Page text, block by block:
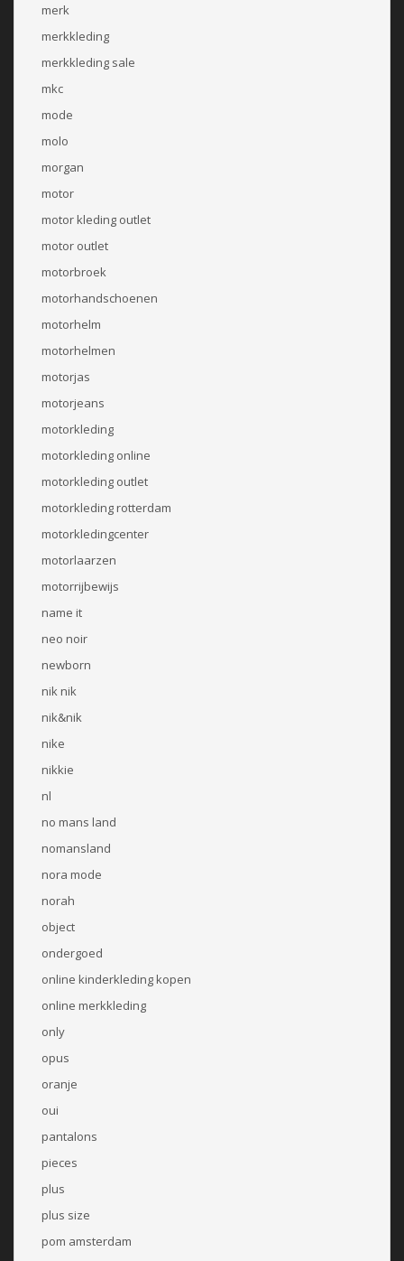
merk
merkkleding
merkkleding sale
mkc
mode
molo
morgan
motor
motor kleding outlet
motor outlet
motorbroek
motorhandschoenen
motorhelm
motorhelmen
motorjas
motorjeans
motorkleding
motorkleding online
motorkleding outlet
motorkleding rotterdam
motorkledingcenter
motorlaarzen
motorrijbewijs
name it
neo noir
newborn
nik nik
nik&nik
nike
nikkie
nl
no mans land
nomansland
nora mode
norah
object
ondergoed
online kinderkleding kopen
online merkkleding
only
opus
oranje
oui
pantalons
pieces
plus
plus size
pom amsterdam